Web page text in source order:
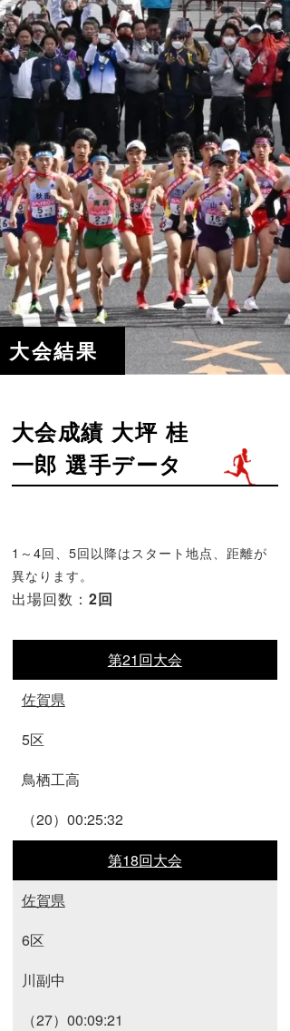
大会結果
大会成績 大坪 桂
一郎 選手データ
1～4回、5回以降はスタート地点、距離が
異なります。
出場回数： 2回
第21回大会
佐賀県
5区
鳥栖工高
（20）00:25:32
第18回大会
佐賀県
6区
川副中
（27）00:09:21